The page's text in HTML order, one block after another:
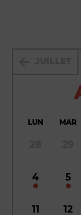
LUN MAR
4 5
11 12